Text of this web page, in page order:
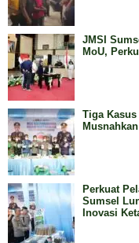
JMSI
MoU,
Tiga
Perkuat
Sumsel
Inovasi